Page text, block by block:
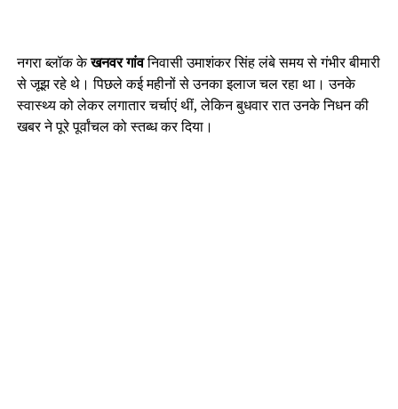
नगरा ब्लॉक केखनवर गांवनिवासी उमाशंकर सिंह लंबे समय से गंभीर बीमारी
से जूझ रहे थे। पिछले कई महीनों से उनका इलाज चल रहा था। उनके
स्वास्थ्य को लेकर लगातार चर्चाएं थीं, लेकिन बुधवार रात उनके निधन की
खबर ने पूरे पूर्वांचल को स्तब्ध कर दिया।